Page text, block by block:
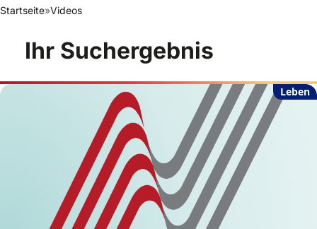
Startseite»Videos
Ihr Suchergebnis
Leben